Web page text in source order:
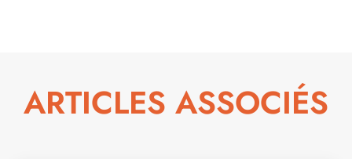
ARTICLES ASSOCIÉS